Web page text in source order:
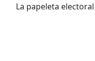
La papeleta